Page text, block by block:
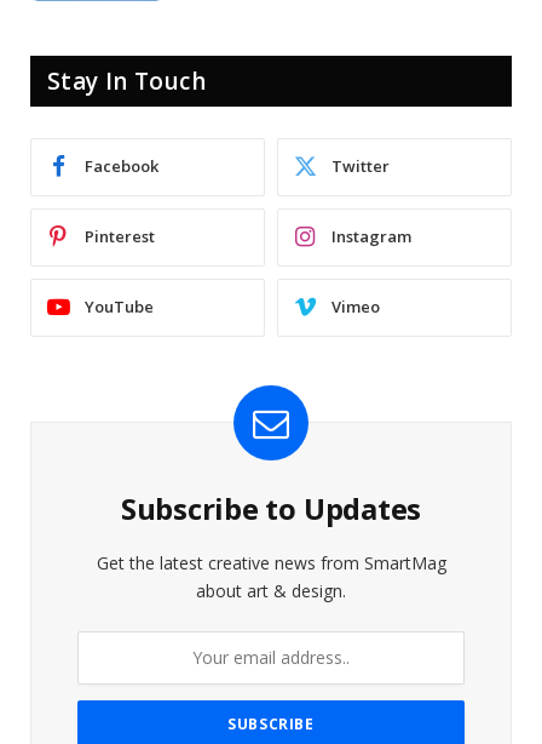
Stay In Touch
Facebook Twitter
Pinterest Instagram
YouTube Vimeo
Subscribe to Updates
Get the latest creative news from SmartMag
about art & design.